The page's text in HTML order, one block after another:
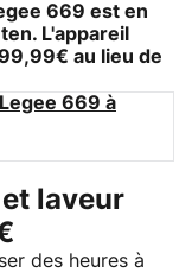
669 est en
L'appareil
au lieu de
669 à
laveur
des heures à